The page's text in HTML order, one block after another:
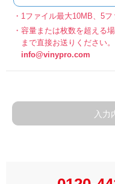
1ファイル最大10MB、5フ
容量または枚数を超える
まで直接お送りください。
info@vinypro.com
入力